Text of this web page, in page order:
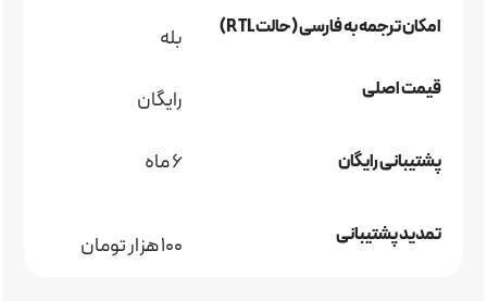
امکان ترجمه به فارسی (حالت RTL) بله
قیمت اصلی رایگان
پشتیبانی رایگان 6 ماه
تمدید پشتیبانی 100 هزار تومان